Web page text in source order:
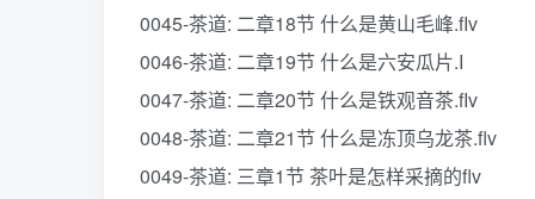
0045-茶道: 二章18节 什么是黄山毛峰.fIv
0046-茶道: 二章19节 什么是六安瓜片.I
0047-茶道: 二章20节 什么是铁观音茶.fIv
0048-茶道: 二章21节 什么是冻顶乌龙茶.flv
0049-茶道: 三章1节 茶叶是怎样采摘的flv